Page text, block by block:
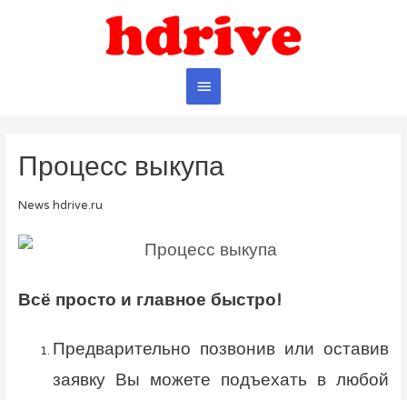
Главное
Процесс выкупа
News hdrive.ru
Всё просто и главное быстро!
Предварительно позвонив или оставив
заявку Вы можете подъехать в любой